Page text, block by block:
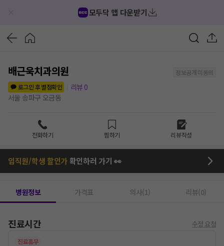
모두닥 앱 다운받기
배근욱치과의원
정보공개 미동의
로그인 후 별점확인
리뷰 0
서울 송파구 오금동
전화하기 찜하기 리뷰작성
임직원/학생 할인가확인하러 가기 👀
병원정보 가격표 의사(1) 리뷰(0)
진료시간 수정 요청
진료휴무